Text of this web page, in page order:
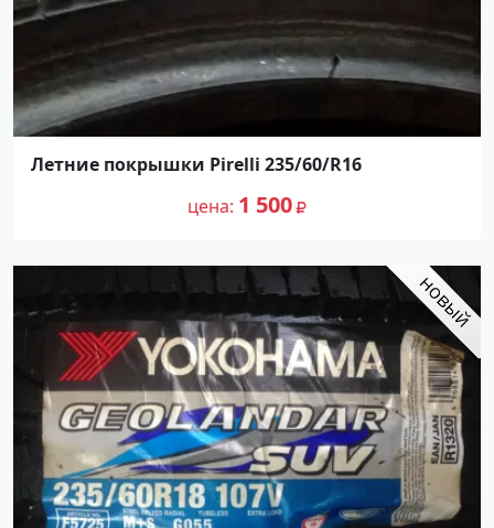
Летние покрышки Pirelli 235/60/R16
цена 1 500